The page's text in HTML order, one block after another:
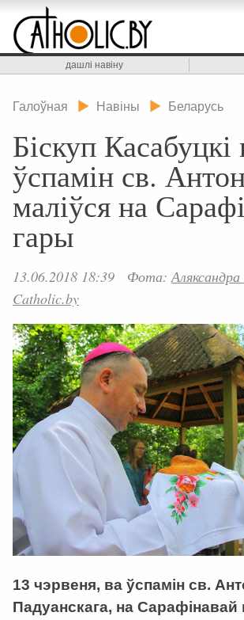
дашлі навіну
Галоўная Навіны Беларусь
Біскуп Касабуцкі
ўспамін св.
маліўся на
гары
13.06.2018 18:39 Фота:
Catholic.by
13 чэрвеня, ва ўспамін св.
Падуанскага, на